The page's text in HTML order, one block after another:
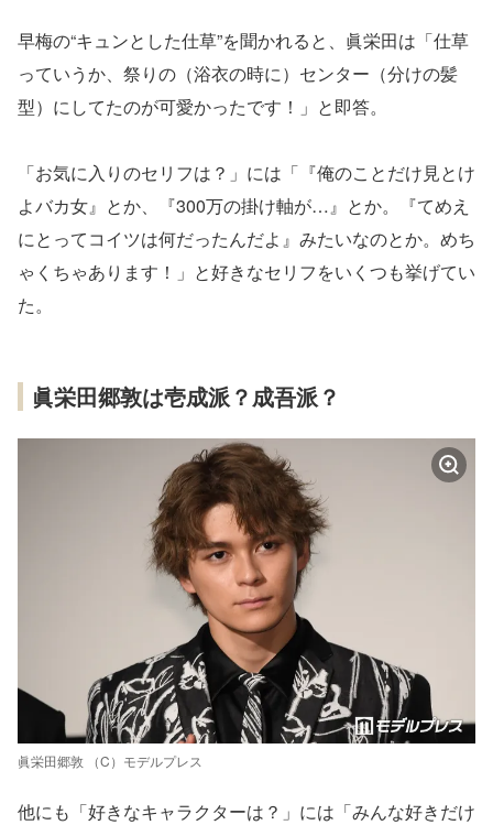
早梅の“キュンとした仕草”を聞かれると、眞栄田は「仕草
っていうか、祭りの（浴衣の時に）センター（分けの髪
型）にしてたのが可愛かったです！」と即答。
「お気に入りのセリフは？」には「『俺のことだけ見とけ
よバカ女』とか、『300万の掛け軸が…』とか。『てめえ
にとってコイツは何だったんだよ』みたいなのとか。めち
ゃくちゃあります！」と好きなセリフをいくつも挙げてい
た。
眞栄田郷敦は壱成派？成吾派？
眞栄田郷敦 （C）モデルプレス
他にも「好きなキャラクターは？」には「みんな好きだけ